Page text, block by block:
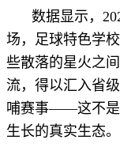
数据显示，
场，足球特色学
些散落的星火之
流，得以汇入省
哺赛事——这不是
生长的真实生态。